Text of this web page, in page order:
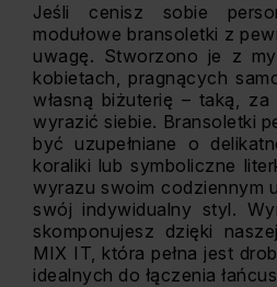
Jeśli cenisz sobie
modułowe bransoletki z
uwagę. Stworzono je z
kobietach, pragnących
własną biżuterię – taką,
wyrazić siebie. Bransoletki
być uzupełniane o
koraliki lub symboliczne
wyrazu swoim codziennym
swój indywidualny styl.
skomponujesz dzięki
MIX IT, która pełna jest
idealnych do łączenia